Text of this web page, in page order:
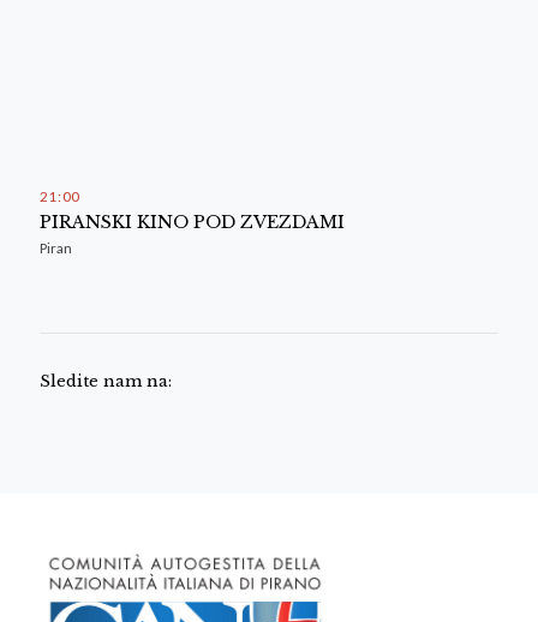
21 : 00
PIRANSKI KINO POD ZVEZDAMI
Piran
Sledite nam na: